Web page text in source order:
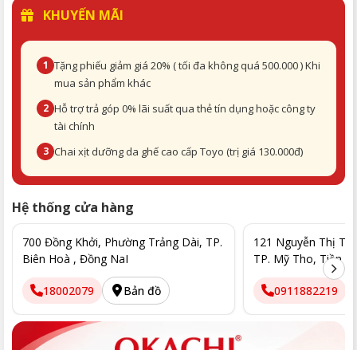
KHUYẾN MÃI
1 Tặng phiếu giảm giá 20% ( tối đa không quá 500.000 ) Khi
mua sản phẩm khác
2 Hỗ trợ trả góp 0% lãi suất qua thẻ tín dụng hoặc công ty
tài chính
3 Chai xịt dưỡng da ghế cao cấp Toyo (trị giá 130.000đ)
Hệ thống cửa hàng
700 Đồng Khởi, Phường Trảng Dài, TP.
Biên Hoà , Đồng NaI
18002079 Bản đồ
121 Nguyễn Thị
TP. Mỹ Tho, Tiền
0911882219